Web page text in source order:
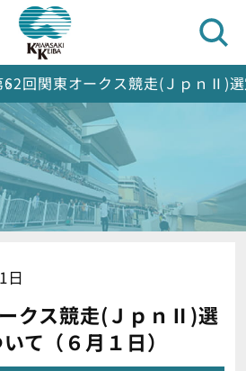
62回関東オークス競走(ＪｐｎⅡ)
日
クス競走(ＪｐｎⅡ)選
て（６月１日）